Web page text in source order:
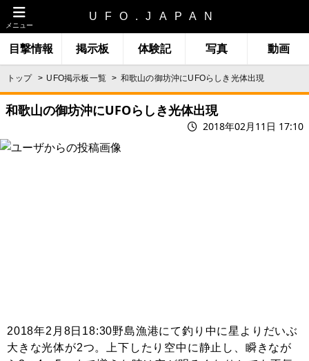
メニュー
UFO.JAPAN
目撃情報 掲示板 体験記 写真 動画
トップ UFO掲示板一覧 和歌山の御坊沖にUFOらしき光体出現
和歌山の御坊沖にUFOらしき光体出現
2018年02月11日 17:10
2018年2月8日18:30野島漁港にて釣り中に星よりだいぶ
大きな光体が2つ。上下したり空中に静止し、瞬きなが